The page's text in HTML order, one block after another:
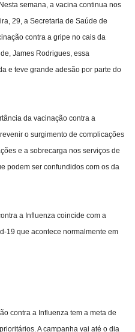
semana, a vacina continua nos
29, a Secretaria de Saúde de
contra a gripe no cais da
James Rodrigues, essa
e teve grande adesão por parte do
da vacinação contra a
o surgimento de complicações
e a sobrecarga nos serviços de
podem ser confundidos com os da
a Influenza coincide com a
19 que acontece normalmente em
contra a Influenza tem a meta de
A campanha vai até o dia